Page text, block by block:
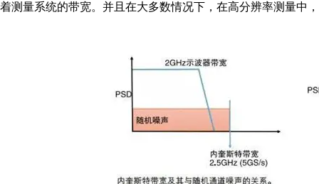
着测量系统的带宽。并且在大多数情况下，在高分辨率测量中